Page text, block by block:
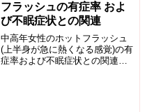
フラッシュの有症率 およ
び不眠症状との関連
中高年女性のホットフラッシュ
(上半身が急に熱くなる感覚)の有
症率および不眠症状との関連を